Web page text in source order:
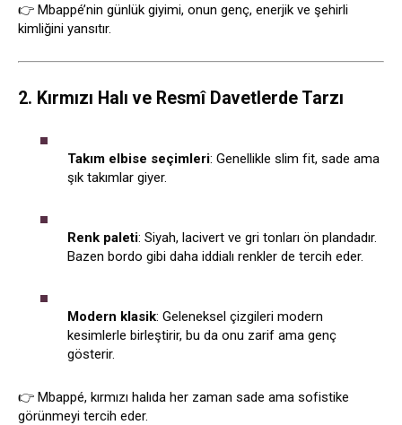
👉 Mbappé’nin günlük giyimi, onun genç, enerjik ve şehirli
kimliğini yansıtır.
2. Kırmızı Halı ve Resmî Davetlerde Tarzı
Takım elbise seçimleri: Genellikle slim fit, sade ama
şık takımlar giyer.
Renk paleti: Siyah, lacivert ve gri tonları ön plandadır.
Bazen bordo gibi daha iddialı renkler de tercih eder.
Modern klasik: Geleneksel çizgileri modern
kesimlerle birleştirir, bu da onu zarif ama genç
gösterir.
👉 Mbappé, kırmızı halıda her zaman sade ama sofistike
görünmeyi tercih eder.